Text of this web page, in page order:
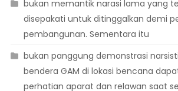
bukan memantik narasi lama yang
disepakati untuk ditinggalkan demi
pembangunan. Sementara itu
bukan panggung demonstrasi
bendera GAM di lokasi bencana
perhatian aparat dan relawan saat